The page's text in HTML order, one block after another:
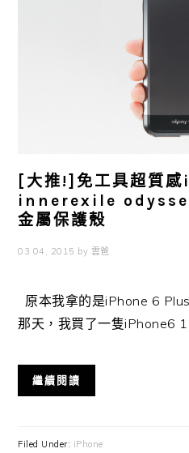
[大推!]免工具超質
innerexile
金屬保護殼
03 04, 2015 by 雲爸
原本我拿的是iPhone 6
那天，我買了一隻iPhone6
繼續閱讀
Filed Under: iPhone